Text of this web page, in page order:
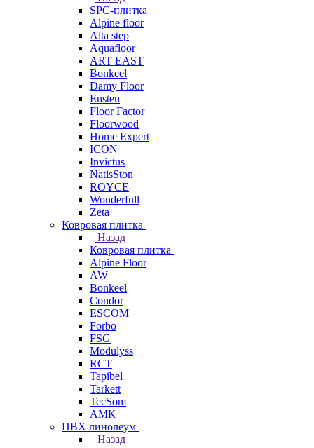
SPC-плитка
Alpine floor
Alta step
Aquafloor
ART EAST
Bonkeel
Damy Floor
Ensten
Floor Factor
Floorwood
Home Expert
ICON
Invictus
NatisSton
ROYCE
Wonderfull
Zeta
Ковровая плитка
Назад
Ковровая плитка
Alpine Floor
AW
Bonkeel
Condor
ESCOM
Forbo
FSG
Modulyss
RCT
Tapibel
Tarkett
TecSom
АМК
ПВХ линолеум
Назад